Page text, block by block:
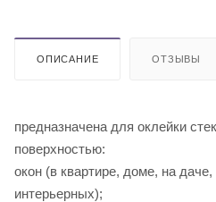
ОПИСАНИЕ ОТЗЫВЫ
предназначена для оклейки
поверхностью:
окон (в квартире, доме, на
интерьерных);